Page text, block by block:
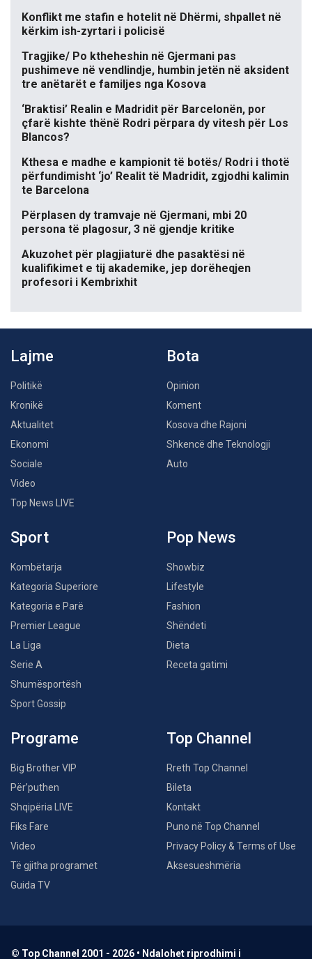
Konflikt me stafin e hotelit në Dhërmi, shpallet në
kërkim ish-zyrtari i policisë
Tragjike/ Po ktheheshin në Gjermani pas
pushimeve në vendlindje, humbin jetën në aksident
tre anëtarët e familjes nga Kosova
‘Braktisi’ Realin e Madridit për Barcelonën, por
çfarë kishte thënë Rodri përpara dy vitesh për Los
Blancos?
Kthesa e madhe e kampionit të botës/ Rodri i thotë
përfundimisht ‘jo’ Realit të Madridit, zgjodhi kalimin
te Barcelona
Përplasen dy tramvaje në Gjermani, mbi 20
persona të plagosur, 3 në gjendje kritike
Akuzohet për plagjiaturë dhe pasaktësi në
kualifikimet e tij akademike, jep dorëheqjen
profesori i Kembrixhit
Lajme
Politikë
Kronikë
Aktualitet
Ekonomi
Sociale
Video
Top News LIVE
Bota
Opinion
Koment
Kosova dhe Rajoni
Shkencë dhe Teknologji
Auto
Sport
Kombëtarja
Kategoria Superiore
Kategoria e Parë
Premier League
La Liga
Serie A
Shumësportësh
Sport Gossip
Pop News
Showbiz
Lifestyle
Fashion
Shëndeti
Dieta
Receta gatimi
Programe
Big Brother VIP
Për’puthen
Shqipëria LIVE
Fiks Fare
Video
Të gjitha programet
Guida TV
Top Channel
Rreth Top Channel
Bileta
Kontakt
Puno në Top Channel
Privacy Policy & Terms of Use
Aksesueshmëria
© Top Channel 2001 - 2026 • Ndalohet riprodhimi i